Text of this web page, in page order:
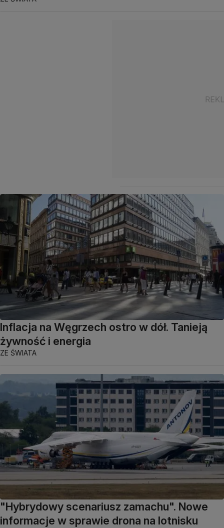
Inflacja na Węgrzech ostro w dół. Tanieją
żywność i energia
ZE ŚWIATA
"Hybrydowy scenariusz zamachu". Nowe
informacje w sprawie drona na lotnisku